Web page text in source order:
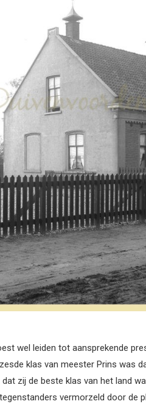
wel leiden tot aansprekende
klas van meester Prins was
zij de beste klas van het land
vermorzeld door de